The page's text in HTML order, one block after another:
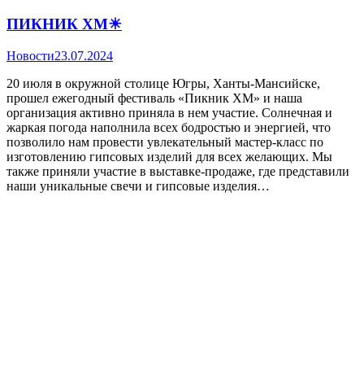
ПИКНИК ХМ☀
Новости23.07.2024
20 июля в окружной столице Югры, Ханты-Мансийске,
прошел ежегодный фестиваль «Пикник ХМ» и наша
организация активно приняла в нем участие. Солнечная и
жаркая погода наполнила всех бодростью и энергией, что
позволило нам провести увлекательный мастер-класс по
изготовлению гипсовых изделий для всех желающих. Мы
также приняли участие в выставке-продаже, где представили
наши уникальные свечи и гипсовые изделия…